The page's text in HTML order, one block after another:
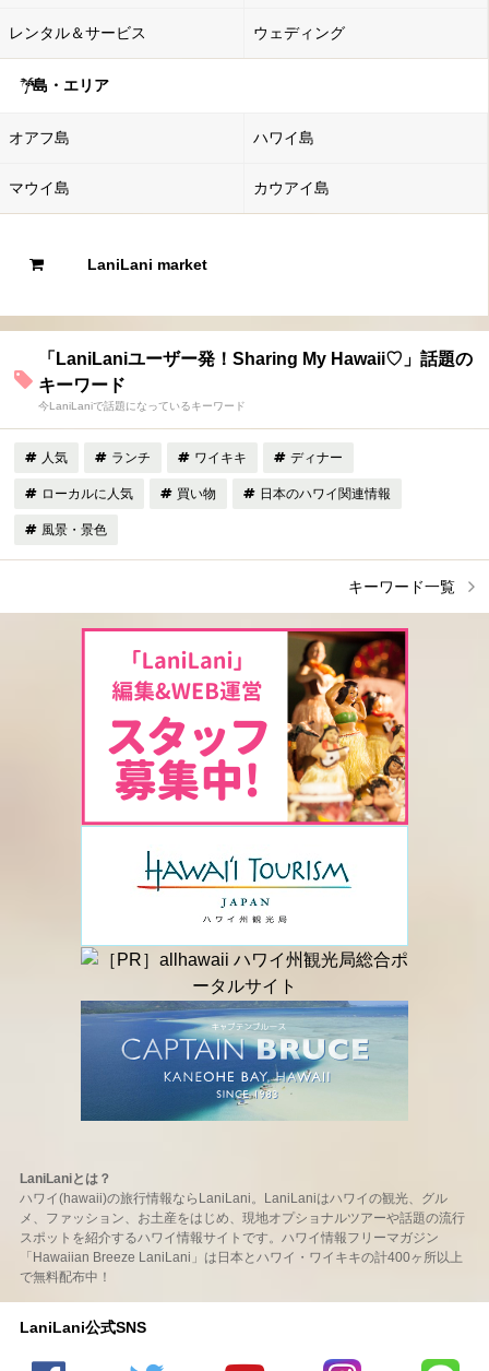
レンタル＆サービス ウェディング
島・エリア
オアフ島 ハワイ島
マウイ島 カウアイ島
LaniLani market
「LaniLaniユーザー発！Sharing My Hawaii♡」話題の
キーワード
今LaniLaniで話題になっているキーワード
人気 ランチ ワイキキ ディナー
ローカルに人気 買い物 日本のハワイ関連情報
風景・景色
キーワード一覧
LaniLaniとは？
ハワイ(hawaii)の旅行情報ならLaniLani。LaniLaniはハワイの観光、グル
メ、ファッション、お土産をはじめ、現地オプショナルツアーや話題の流行
スポットを紹介するハワイ情報サイトです。ハワイ情報フリーマガジン
「Hawaiian Breeze LaniLani」は日本とハワイ・ワイキキの計400ヶ所以上
で無料配布中！
LaniLani公式SNS